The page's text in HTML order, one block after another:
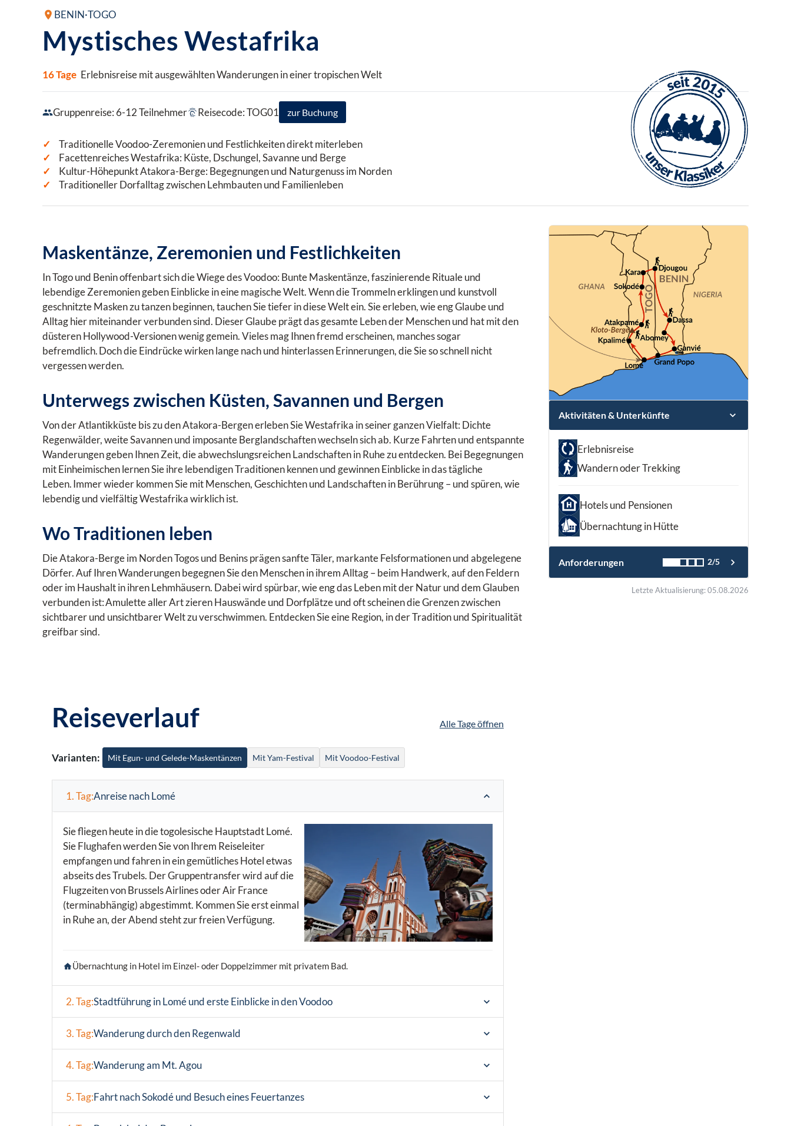
BENIN·TOGO
Mystisches Westafrika
16 Tage Erlebnisreise mit ausgewählten Wanderungen in einer tropischen Welt
Gruppenreise: 6-12 Teilnehmer Reisecode: TOG01 zur Buchung
Traditionelle Voodoo-Zeremonien und Festlichkeiten direkt miterleben
Facettenreiches Westafrika: Küste, Dschungel, Savanne und Berge
Kultur-Höhepunkt Atakora-Berge: Begegnungen und Naturgenuss im Norden
Traditioneller Dorfalltag zwischen Lehmbauten und Familienleben
Maskentänze, Zeremonien und Festlichkeiten
In Togo und Benin offenbart sich die Wiege des Voodoo: Bunte Maskentänze, faszinierende Rituale und
lebendige Zeremonien geben Einblicke in eine magische Welt. Wenn die Trommeln erklingen und kunstvoll
geschnitzte Masken zu tanzen beginnen, tauchen Sie tiefer in diese Welt ein. Sie erleben, wie eng Glaube und
Alltag hier miteinander verbunden sind. Dieser Glaube prägt das gesamte Leben der Menschen und hat mit den
düsteren Hollywood-Versionen wenig gemein. Vieles mag Ihnen fremd erscheinen, manches sogar
befremdlich. Doch die Eindrücke wirken lange nach und hinterlassen Erinnerungen, die Sie so schnell nicht
vergessen werden.
Unterwegs zwischen Küsten, Savannen und Bergen
Von der Atlantikküste bis zu den Atakora-Bergen erleben Sie Westafrika in seiner ganzen Vielfalt: Dichte
Regenwälder, weite Savannen und imposante Berglandschaften wechseln sich ab. Kurze Fahrten und entspannte
Wanderungen geben Ihnen Zeit, die abwechslungsreichen Landschaften in Ruhe zu entdecken. Bei Begegnungen
mit Einheimischen lernen Sie ihre lebendigen Traditionen kennen und gewinnen Einblicke in das tägliche
Leben. Immer wieder kommen Sie mit Menschen, Geschichten und Landschaften in Berührung – und spüren, wie
lebendig und vielfältig Westafrika wirklich ist.
Wo Traditionen leben
Die Atakora-Berge im Norden Togos und Benins prägen sanfte Täler, markante Felsformationen und abgelegene
Dörfer. Auf Ihren Wanderungen begegnen Sie den Menschen in ihrem Alltag – beim Handwerk, auf den Feldern
oder im Haushalt in ihren Lehmhäusern. Dabei wird spürbar, wie eng das Leben mit der Natur und dem Glauben
verbunden ist: Amulette aller Art zieren Hauswände und Dorfplätze und oft scheinen die Grenzen zwischen
sichtbarer und unsichtbarer Welt zu verschwimmen. Entdecken Sie eine Region, in der Tradition und Spiritualität
greifbar sind.
Aktivitäten & Unterkünfte
Erlebnisreise
Wandern oder Trekking
Hotels und Pensionen
Übernachtung in Hütte
Anforderungen 2/5
Letzte Aktualisierung: 05.08.2026
Reiseverlauf Alle Tage öffnen
Varianten: Mit Egun- und Gelede-Maskentänzen Mit Yam-Festival Mit Voodoo-Festival
1. Tag:Anreise nach Lomé
Sie fliegen heute in die togolesische Hauptstadt Lomé.
Sie Flughafen werden Sie von Ihrem Reiseleiter
empfangen und fahren in ein gemütliches Hotel etwas
abseits des Trubels. Der Gruppentransfer wird auf die
Flugzeiten von Brussels Airlines oder Air France
(terminabhängig) abgestimmt. Kommen Sie erst einmal
in Ruhe an, der Abend steht zur freien Verfügung.
Übernachtung in Hotel im Einzel- oder Doppelzimmer mit privatem Bad.
2. Tag:Stadtführung in Lomé und erste Einblicke in den Voodoo
3. Tag:Wanderung durch den Regenwald
4. Tag:Wanderung am Mt. Agou
5. Tag:Fahrt nach Sokodé und Besuch eines Feuertanzes